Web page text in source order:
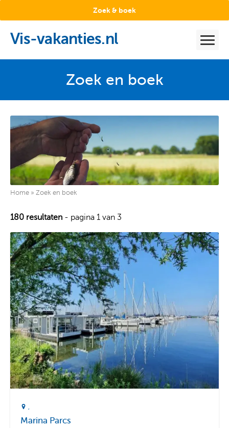
Vis-vakanties.nl
Zoek & boek
Zoek en boek
Home » Zoek en boek
180 resultaten - pagina 1 van 3
Marina Parcs